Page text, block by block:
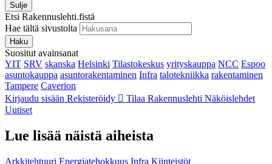
Sulje
Etsi Rakennuslehti.fistä
Hae tältä sivustolta
Haku
Suositut avainsanat
YIT SRV skanska Helsinki Tilastokeskus yrityskauppa NCC Espoo
asuntokauppa asuntorakentaminen Infra talotekniikka rakentaminen
Tampere Caverion
Kirjaudu sisään Rekisteröidy Tilaa Rakennuslehti Näköislehdet
Uutiset
Lue lisää näistä aiheista
Arkkitehtuuri Energiatehokkuus Infra Kiinteistöt